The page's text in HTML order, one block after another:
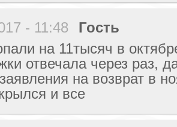
- 11:48
Гость
на 11тысяч в
отвечала через раз,
на возврат в
и все